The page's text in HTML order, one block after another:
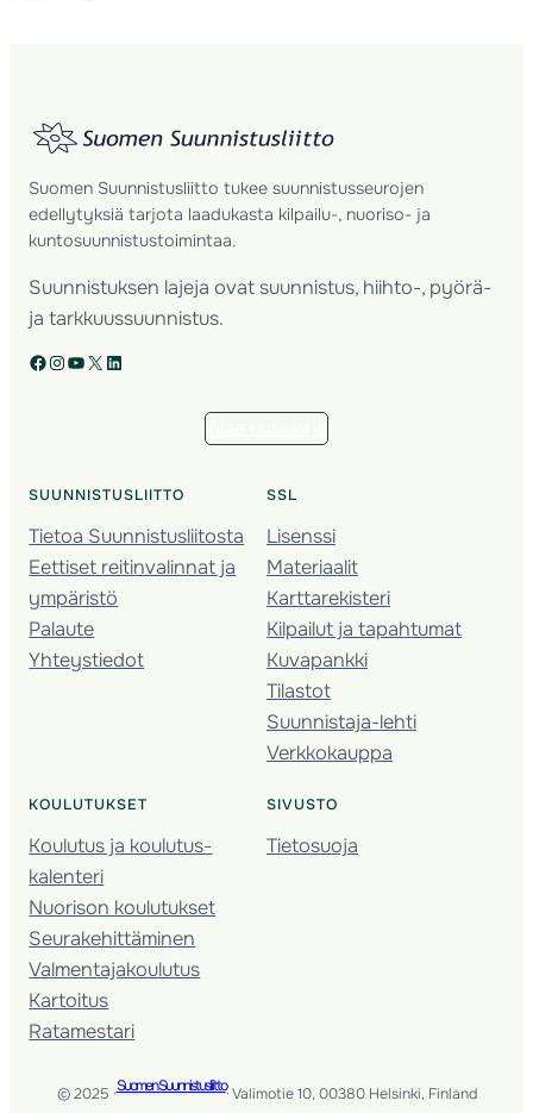
Suomen Suunnistusliitto tukee suunnistusseurojen
edellytyksiä tarjota laadukasta kilpailu-, nuoriso- ja
kuntosuunnistustoimintaa.
Suunnistuksen lajeja ovat suunnistus, hiihto-, pyörä-
ja tarkkuussuunnistus.
Facebook Instagram YouTube X LinkedIn
SUUNNISTUSLIITTO
Tietoa Suunnistusliitosta
Eettiset reitinvalinnat ja
ympäristö
Palaute
Yhteystiedot
SSL
Lisenssi
Materiaalit
Karttarekisteri
Kilpailut ja tapahtumat
Kuvapankki
Tilastot
Suunnistaja-lehti
Verkkokauppa
KOULUTUKSET
Koulutus ja koulutus­
kalenteri
Nuorison koulutukset
Seura­kehittäminen
Valmentaja­koulutus
Kartoitus
Ratamestari
SIVUSTO
Tietosuoja
© 2025 ·Suomen Suunnistusliitto· Valimotie 10, 00380 Helsinki, Finland